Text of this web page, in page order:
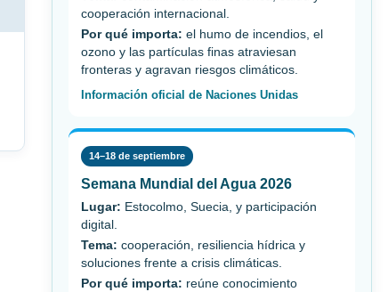
cooperación internacional.
Por qué importa: el humo de incendios, el
ozono y las partículas finas atraviesan
fronteras y agravan riesgos climáticos.
Información oficial de Naciones Unidas
14–18 de septiembre
Semana Mundial del Agua 2026
Lugar: Estocolmo, Suecia, y participación
digital.
Tema: cooperación, resiliencia hídrica y
soluciones frente a crisis climáticas.
Por qué importa: reúne conocimiento